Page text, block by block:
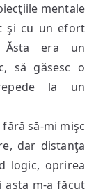
mentale
şi cu un efort
Ăsta era un
să găsesc o
la un
să-mi mişc
dar distanţa
logic, oprirea
asta m-a făcut